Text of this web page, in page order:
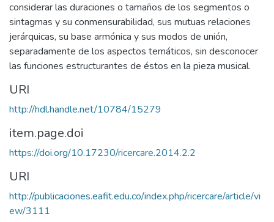
considerar las duraciones o tamaños de los segmentos o
sintagmas y su conmensurabilidad, sus mutuas relaciones
jerárquicas, su base armónica y sus modos de unión,
separadamente de los aspectos temáticos, sin desconocer
las funciones estructurantes de éstos en la pieza musical.
URI
http://hdl.handle.net/10784/15279
item.page.doi
https://doi.org/10.17230/ricercare.2014.2.2
URI
http://publicaciones.eafit.edu.co/index.php/ricercare/article/vi
ew/3111